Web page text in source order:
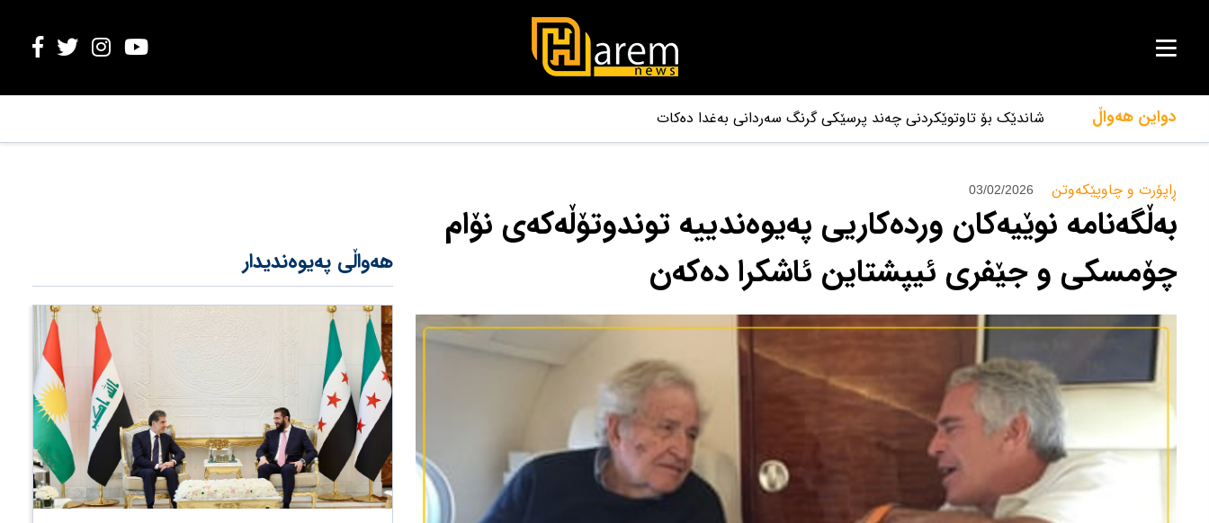
دواین هەواڵ شاندێک بۆ تاوتوێکردنی چەند پرسێکی گرنگ سەردانی بەغدا دەکات
ڕاپۆرت و چاوپێکەوتن‌ 03/02/2026
بەڵگەنامە نوێیەکان وردەکاریی پەیوەندییە توندوتۆڵەکەی نۆام
چۆمسکی و جێفری ئیپشتاین ئاشکرا دەکەن
هەواڵی پەیوەندیدار